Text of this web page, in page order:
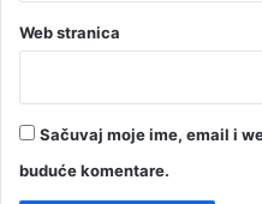
Web stranica
Sačuvaj moje ime, email i
buduće komentare.